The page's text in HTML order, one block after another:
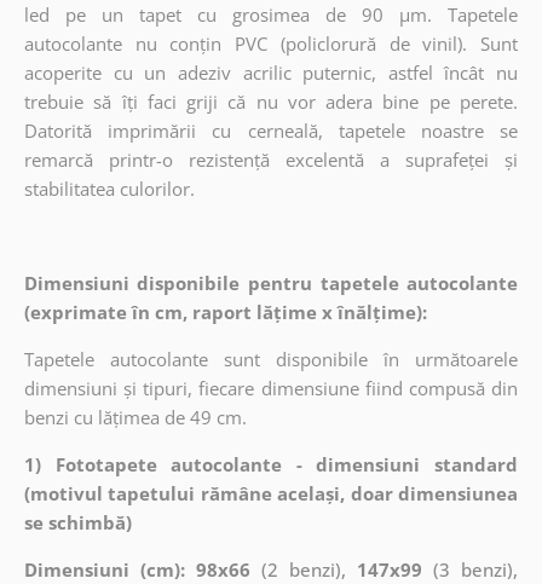
led pe un tapet cu grosimea de 90 µm. Tapetele
autocolante nu conțin PVC (policlorură de vinil). Sunt
acoperite cu un adeziv acrilic puternic, astfel încât nu
trebuie să îți faci griji că nu vor adera bine pe perete.
Datorită imprimării cu cerneală, tapetele noastre se
remarcă printr-o rezistență excelentă a suprafeței și
stabilitatea culorilor.
Dimensiuni disponibile pentru tapetele autocolante
(exprimate în cm, raport lățime x înălțime):
Tapetele autocolante sunt disponibile în următoarele
dimensiuni și tipuri, fiecare dimensiune fiind compusă din
benzi cu lățimea de 49 cm.
1) Fototapete autocolante - dimensiuni standard
(motivul tapetului rămâne același, doar dimensiunea
se schimbă)
Dimensiuni (cm): 98x66 (2 benzi), 147x99 (3 benzi),